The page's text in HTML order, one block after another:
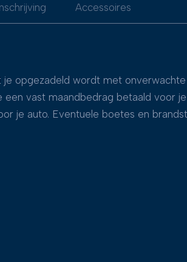
Accessoires
opgezadeld wordt met
vast maandbedrag betaald voor
je auto. Eventuele boetes en